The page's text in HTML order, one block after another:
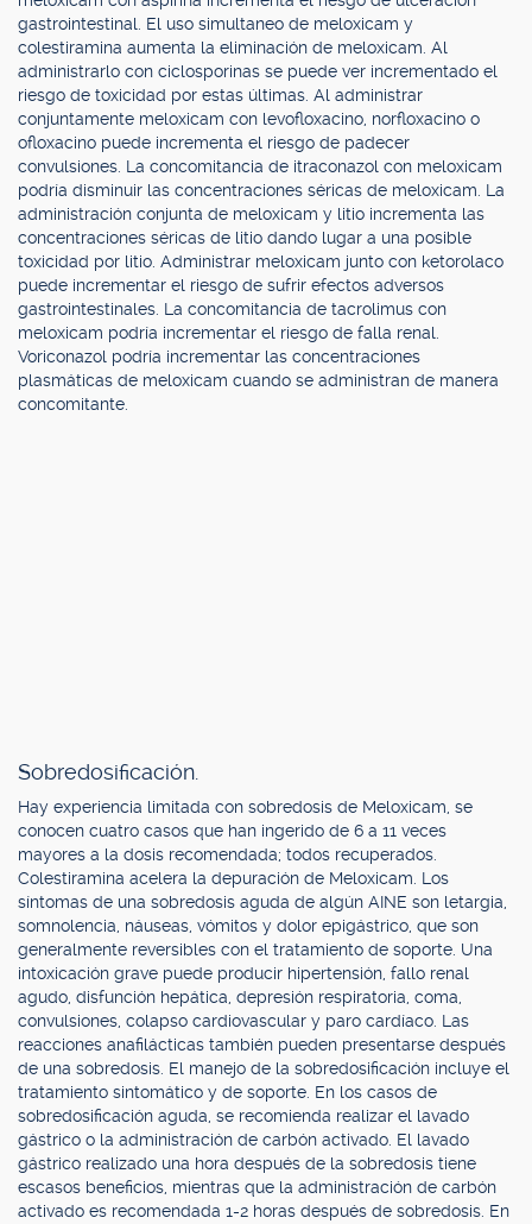
gastrointestinal. El uso simultaneo de meloxicam y
colestiramina aumenta la eliminación de meloxicam. Al
administrarlo con ciclosporinas se puede ver incrementado el
riesgo de toxicidad por estas últimas. Al administrar
conjuntamente meloxicam con levofloxacino, norfloxacino o
ofloxacino puede incrementa el riesgo de padecer
convulsiones. La concomitancia de itraconazol con meloxicam
podría disminuir las concentraciones séricas de meloxicam. La
administración conjunta de meloxicam y litio incrementa las
concentraciones séricas de litio dando lugar a una posible
toxicidad por litio. Administrar meloxicam junto con ketorolaco
puede incrementar el riesgo de sufrir efectos adversos
gastrointestinales. La concomitancia de tacrolimus con
meloxicam podría incrementar el riesgo de falla renal.
Voriconazol podría incrementar las concentraciones
plasmáticas de meloxicam cuando se administran de manera
concomitante.
Sobredosificación.
Hay experiencia limitada con sobredosis de Meloxicam, se
conocen cuatro casos que han ingerido de 6 a 11 veces
mayores a la dosis recomendada; todos recuperados.
Colestiramina acelera la depuración de Meloxicam. Los
síntomas de una sobredosis aguda de algún AINE son letargia,
somnolencia, náuseas, vómitos y dolor epigástrico, que son
generalmente reversibles con el tratamiento de soporte. Una
intoxicación grave puede producir hipertensión, fallo renal
agudo, disfunción hepática, depresión respiratoria, coma,
convulsiones, colapso cardiovascular y paro cardíaco. Las
reacciones anafilácticas también pueden presentarse después
de una sobredosis. El manejo de la sobredosificación incluye el
tratamiento sintomático y de soporte. En los casos de
sobredosificación aguda, se recomienda realizar el lavado
gástrico o la administración de carbón activado. El lavado
gástrico realizado una hora después de la sobredosis tiene
escasos beneficios, mientras que la administración de carbón
activado es recomendada 1-2 horas después de sobredosis. En